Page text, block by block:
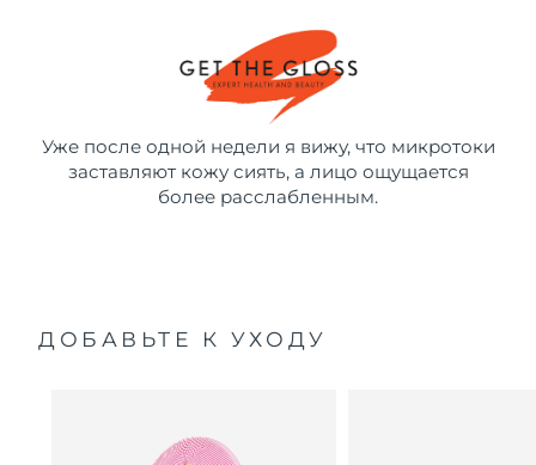
Уже после одной недели я вижу, что микротоки
заставляют кожу сиять, а лицо ощущается
более расслабленным.
ДОБАВЬТЕ К УХОДУ